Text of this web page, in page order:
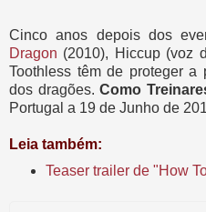
Cinco anos depois dos
Dragon (2010), Hiccup (voz
Toothless têm de proteger
dos dragões.Como
Portugal a 19 de Junho de
Leia também:
Teaser trailer de "How